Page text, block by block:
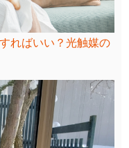
ればいい？光触媒の